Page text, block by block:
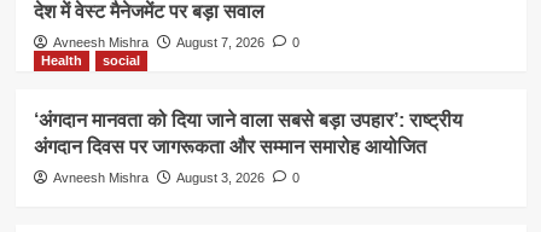
देश में वेस्ट मैनेजमेंट पर बड़ा सवाल
Avneesh Mishra August 7, 2026
0
Health
social
‘अंगदान मानवता को दिया जाने वाला सबसे बड़ा उपहार’: राष्ट्रीय
अंगदान दिवस पर जागरूकता और सम्मान समारोह आयोजित
Avneesh Mishra August 3, 2026 0